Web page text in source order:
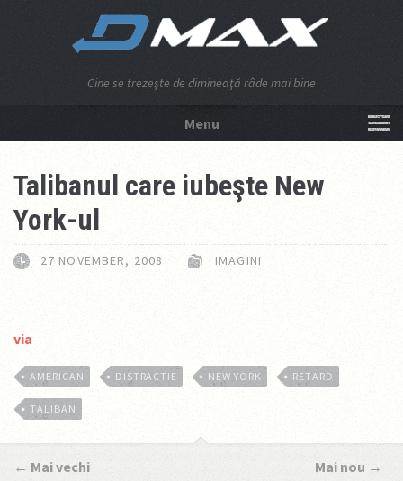
Cine se trezeşte de dimineaţă râde mai bine
Menu
Talibanul care iubeşte New
York-ul
27 NOVEMBER, 2008 IMAGINI
via
AMERICAN DISTRACTIE NEW YORK RETARD
TALIBAN
← Mai vechi Mai nou →